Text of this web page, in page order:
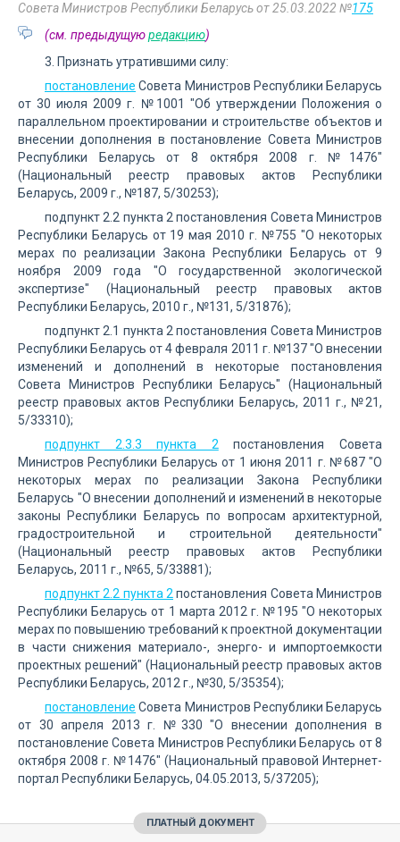
Совета Министров Республики Беларусь от 25.03.2022 №175
(см. предыдущуюредакцию)
3. Признать утратившими силу:
постановление Совета Министров Республики Беларусь
от 30 июля 2009 г. №1001 "Об утверждении Положения о
параллельном проектировании и строительстве объектов и
внесении дополнения в постановление Совета Министров
Республики Беларусь от 8 октября 2008 г. №1476"
(Национальный реестр правовых актов Республики
Беларусь, 2009 г., №187, 5/30253);
подпункт 2.2 пункта 2 постановления Совета Министров
Республики Беларусь от 19 мая 2010 г. №755 "О некоторых
мерах по реализации Закона Республики Беларусь от 9
ноября 2009 года "О государственной экологической
экспертизе" (Национальный реестр правовых актов
Республики Беларусь, 2010 г., №131, 5/31876);
подпункт 2.1 пункта 2 постановления Совета Министров
Республики Беларусь от 4 февраля 2011 г. №137 "О внесении
изменений и дополнений в некоторые постановления
Совета Министров Республики Беларусь" (Национальный
реестр правовых актов Республики Беларусь, 2011 г., №21,
5/33310);
подпункт 2.3.3 пункта 2 постановления Совета
Министров Республики Беларусь от 1 июня 2011 г. №687 "О
некоторых мерах по реализации Закона Республики
Беларусь "О внесении дополнений и изменений в некоторые
законы Республики Беларусь по вопросам архитектурной,
градостроительной и строительной деятельности"
(Национальный реестр правовых актов Республики
Беларусь, 2011 г., №65, 5/33881);
подпункт 2.2 пункта 2 постановления Совета Министров
Республики Беларусь от 1 марта 2012 г. №195 "О некоторых
мерах по повышению требований к проектной документации
в части снижения материало-, энерго- и импортоемкости
проектных решений" (Национальный реестр правовых актов
Республики Беларусь, 2012 г., №30, 5/35354);
постановление Совета Министров Республики Беларусь
от 30 апреля 2013 г. №330 "О внесении дополнения в
постановление Совета Министров Республики Беларусь от 8
октября 2008 г. №1476" (Национальный правовой Интернет-
портал Республики Беларусь, 04.05.2013, 5/37205);
ПЛАТНЫЙ ДОКУМЕНТ